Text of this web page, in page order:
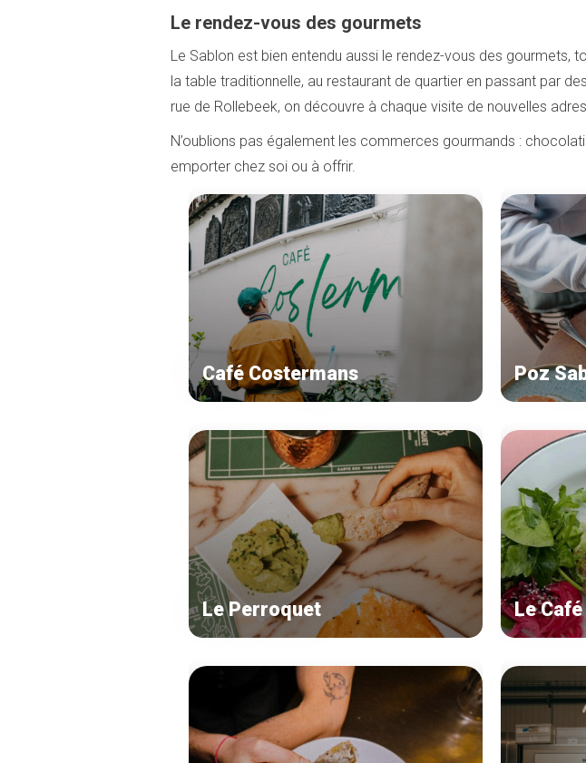
Le rendez-vous des gourmets
Le Sablon est bien entendu aussi le rendez-vous des gourmets,
la table traditionnelle, au restaurant de quartier en passant par
rue de Rollebeek, on découvre à chaque visite de nouvelles
N’oublions pas également les commerces gourmands :
emporter chez soi ou à offrir.
Café Costermans Poz
Le Perroquet Le